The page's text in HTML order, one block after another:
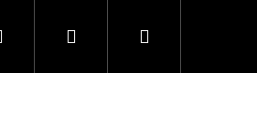
Kamenná predajňa
Hľadať PrihlásenieNákupný